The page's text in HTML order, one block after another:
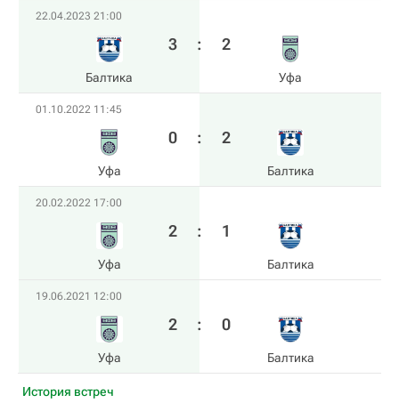
22.04.2023 21:00
Балтика
3 : 2
Уфа
01.10.2022 11:45
Уфа
0 : 2
Балтика
20.02.2022 17:00
Уфа
2 : 1
Балтика
19.06.2021 12:00
Уфа
2 : 0
Балтика
История встреч